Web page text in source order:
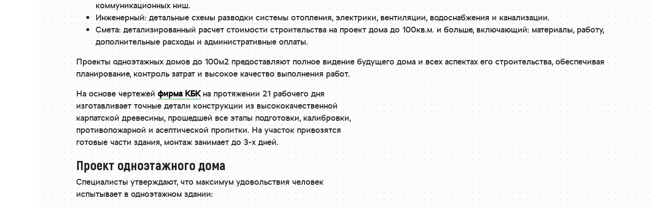
коммуникационных ниш.
Инженерный: детальные схемы разводки системы отопления, электрики, вентиляции, водоснабжения и канализации.
Смета: детализированный расчет стоимости строительства на проект дома до 100кв.м. и больше, включающий: материалы, работу,
дополнительные расходы и административные оплаты.
Проекты одноэтажных домов до 100м2 предоставляют полное видение будущего дома и всех аспектах его строительства, обеспечивая
планирование, контроль затрат и высокое качество выполнения работ.
На основе чертежей фирма КБКна протяжении 21 рабочего дня
изготавливает точные детали конструкции из высококачественной
карпатской древесины, прошедшей все этапы подготовки, калибровки,
противопожарной и асептической пропитки. На участок привозятся
готовые части здания, монтаж занимает до 3-х дней.
Проект одноэтажного дома
Специалисты утверждают, что максимум удовольствия человек
испытывает в одноэтажном здании: